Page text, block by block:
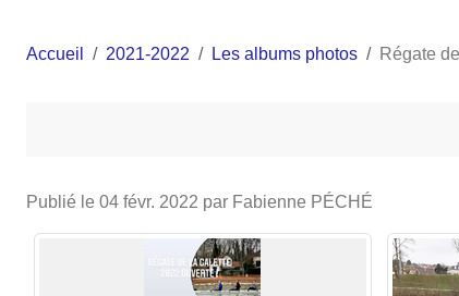
Accueil 2021-2022 Les albums photos Régate
Publié le 04 févr. 2022 par Fabienne PÉCHÉ